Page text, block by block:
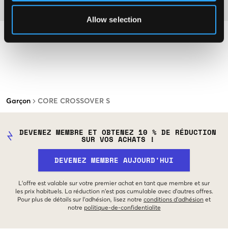
Allow selection
Garçon CORE CROSSOVER S
Matière
DEVENEZ MEMBRE ET OBTENEZ 10 % DE RÉDUCTION
SUR VOS ACHATS !
DEVENEZ MEMBRE AUJOURD'HUI
L'offre est valable sur votre premier achat en tant que membre et sur
les prix habituels. La réduction n'est pas cumulable avec d'autres offres.
Pour plus de détails sur l'adhésion, lisez notre conditions d'adhésion et
notre politique-de-confidentialite